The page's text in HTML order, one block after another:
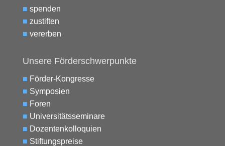
■ spenden
■ zustiften
■ vererben
Unsere Förderschwerpunkte
■ Förder-Kongresse
■ Symposien
■ Foren
■ Universitätsseminare
■ Dozentenkolloquien
■ Stiftungspreise